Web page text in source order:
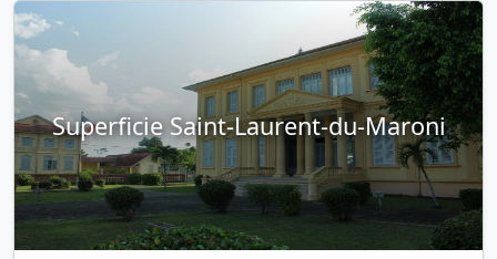
Superficie Saint-Laurent-du-Maroni